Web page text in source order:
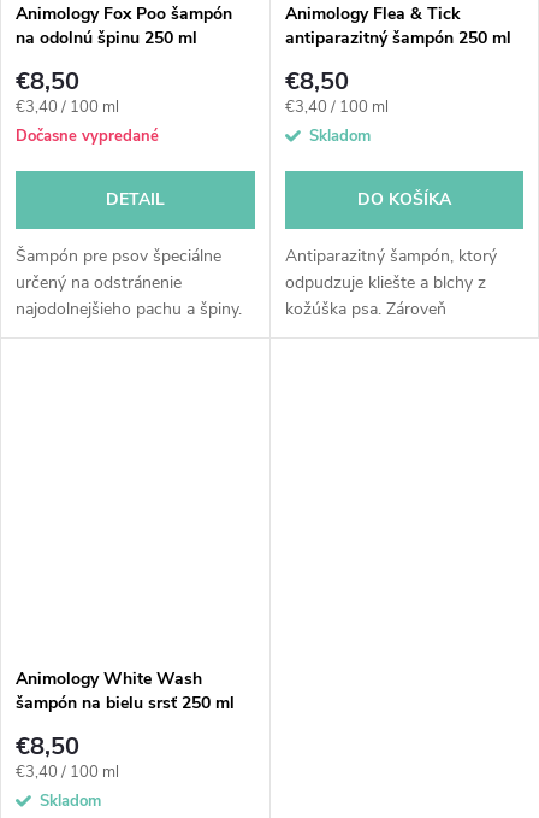
Animology Fox Poo šampón
na odolnú špinu 250 ml
€8,50
Jednotková
cena:
€3,40 / 100 ml
Dočasne vypredané
DETAIL
Šampón pre psov špeciálne
určený na odstránenie
najodolnejšieho pachu a špiny.
Účinný aj v prípade, ak zápach
Animology Flea & Tick
antiparazitný šampón 250 ml
€8,50
Jednotková
cena:
€3,40 / 100 ml
Skladom
DO KOŠÍKA
Antiparazitný šampón, ktorý
odpudzuje kliešte a blchy z
kožúška psa. Zároveň
ukľudňujňuje psiu pokožku.
Animology White Wash
šampón na bielu srsť 250 ml
€8,50
Jednotková
cena:
€3,40 / 100 ml
Skladom